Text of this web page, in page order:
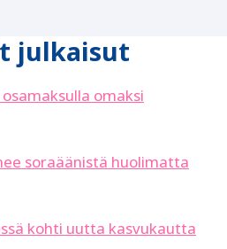
julkaisut
omaksi
soraäänistä huolimatta
kohti uutta kasvukautta